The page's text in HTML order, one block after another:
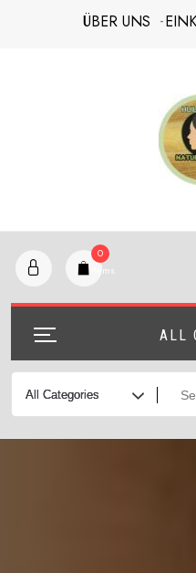
ÜBER UNS
ALL
0
items